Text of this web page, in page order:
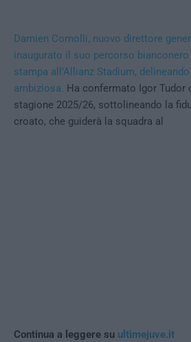
Damien Comolli, nuovo direttore
inaugurato il suo percorso
stampa all’Allianz Stadium,
ambiziosa. Ha confermato Igor Tudor
stagione 2025/26, sottolineando la
croato, che guiderà la squadra al
Continua a leggere su ultimejuve.it